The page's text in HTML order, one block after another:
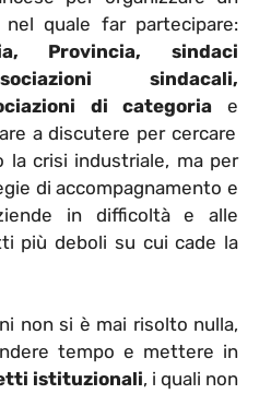
nel quale far partecipare:
Provincia, sindaci
sindacali,
di categoria e
a discutere per cercare
la crisi industriale, ma per
di accompagnamento e
in difficoltà e alle
più deboli su cui cade la
non si è mai risolto nulla,
tempo e mettere in
istituzionali, i quali non